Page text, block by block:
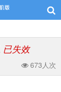
已失效
673人次